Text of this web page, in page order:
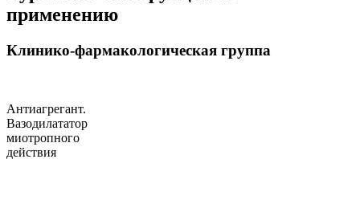
применению
Клинико-фармакологическая группа
Антиагрегант.
Вазодилататор
миотропного
действия